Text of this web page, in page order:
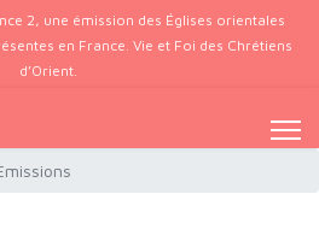
2, une émission des Églises orientales
en France. Vie et Foi des Chrétiens
d’Orient.